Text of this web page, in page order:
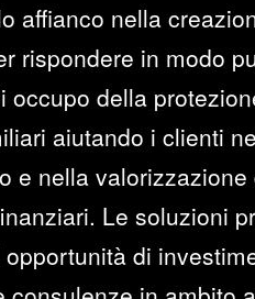
affianco nella
rispondere in modo
occupo della
aiutando i clienti
e nella valorizzazione
Le soluzioni
di